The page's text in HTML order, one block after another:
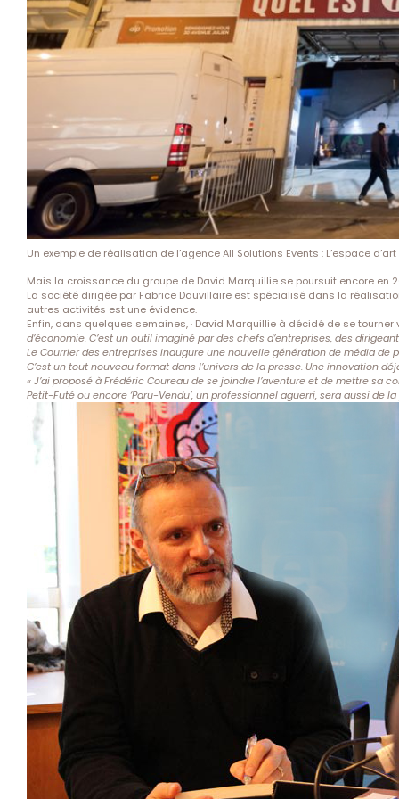
Un exemple de réalisation de l’agence All Solutions Events : L’espace
Mais la croissance du groupe de David Marquillie se poursuit encore en
La société dirigée par Fabrice Dauvillaire est spécialisé dans la
autres activités est une évidence.
Enfin, dans quelques semaines, · David Marquillie à décidé de se
d’économie. C’est un outil imaginé par des chefs d’entreprises, des
Le Courrier des entreprises inaugure une nouvelle génération de média
C’est un tout nouveau format dans l’univers de la presse. Une innovation
« J’ai proposé à Frédéric Coureau de se joindre l’aventure et de mettre
Petit-Futé ou encore ‘Paru-Vendu’, un professionnel aguerri, sera aussi de la